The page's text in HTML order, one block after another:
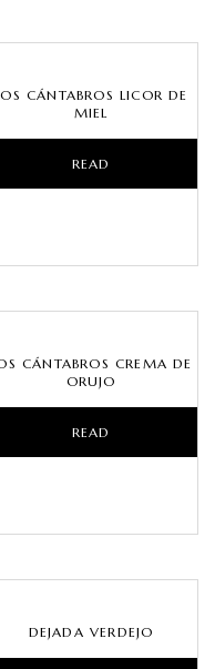
CÁNTABROS LICOR DE
MIEL
READ
CÁNTABROS CREMA DE
ORUJO
READ
DEJADA VERDEJO